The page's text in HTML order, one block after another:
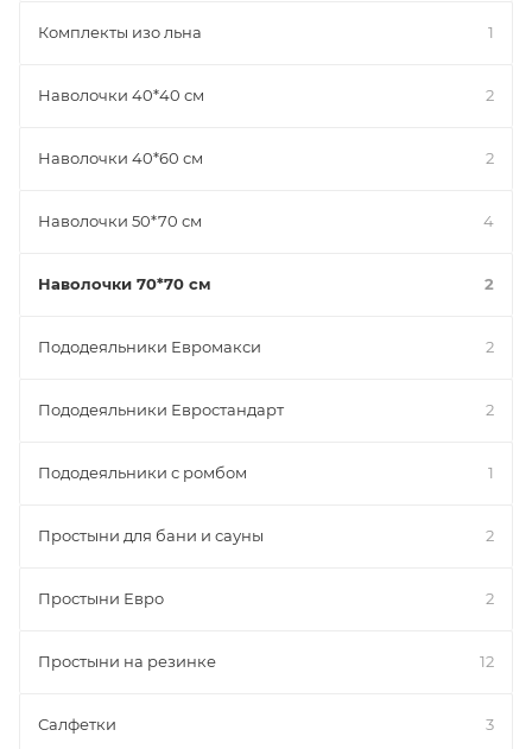
Комплекты изо льна 1
Наволочки 40*40 см 2
Наволочки 40*60 см 2
Наволочки 50*70 см 4
Наволочки 70*70 см 2
Пододеяльники Евромакси 2
Пододеяльники Евростандарт 2
Пододеяльники с ромбом 1
Простыни для бани и сауны 2
Простыни Евро 2
Простыни на резинке 12
Салфетки 3